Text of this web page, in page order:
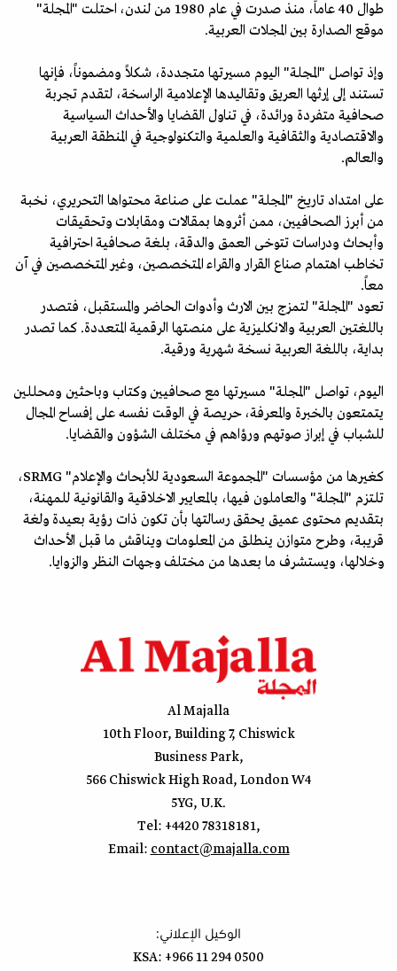
طوال 40 عاماً، منذ صدرت في عام 1980 من لندن، احتلت "المجلة"
موقع الصدارة بين المجلات العربية.
وإذ تواصل "المجلة" اليوم مسيرتها متجددة، شكلاً ومضموناً، فإنها
تستند إلى إرثها العريق وتقاليدها الإعلامية الراسخة، لتقدم تجربة
صحافية متفردة ورائدة، في تناول القضايا والأحداث السياسية
والاقتصادية والثقافية والعلمية والتكنولوجية في المنطقة العربية
والعالم.
على امتداد تاريخ "المجلة" عملت على صناعة محتواها التحريري، نخبة
من أبرز الصحافيين، ممن أثروها بمقالات ومقابلات وتحقيقات
وأبحاث ودراسات تتوخى العمق والدقة، بلغة صحافية احترافية
تخاطب اهتمام صناع القرار والقراء المتخصصين، وغير المتخصصين في آن
معاً.
تعود "المجلة" لتمزج بين الارث وأدوات الحاضر والمستقبل، فتصدر
باللغتين العربية والانكليزية على منصتها الرقمية المتعددة. كما تصدر
بداية، باللغة العربية نسخة شهرية ورقية.
اليوم، تواصل "المجلة" مسيرتها مع صحافيين وكتاب وباحثين ومحللين
يتمتعون بالخبرة والمعرفة، حريصة في الوقت نفسه على إفساح المجال
للشباب في إبراز صوتهم ورؤاهم في مختلف الشؤون والقضايا.
كغيرها من مؤسسات "المجموعة السعودية للأبحاث والإعلام" SRMG،
تلتزم "المجلة" والعاملون فيها، بالمعايير الاخلاقية والقانونية للمهنة،
بتقديم محتوى عميق يحقق رسالتها بأن تكون ذات رؤية بعيدة ولغة
قريبة، وطرح متوازن ينطلق من المعلومات ويناقش ما قبل الأحداث
وخلالها، ويستشرف ما بعدها من مختلف وجهات النظر والزوايا.
Al Majalla
10th Floor, Building 7, Chiswick
Business Park,
566 Chiswick High Road, London W4
5YG, U.K.
Tel: +4420 78318181,
Email:contact@majalla.com
:الوكيل الإعلاني
KSA: +966 11 294 0500